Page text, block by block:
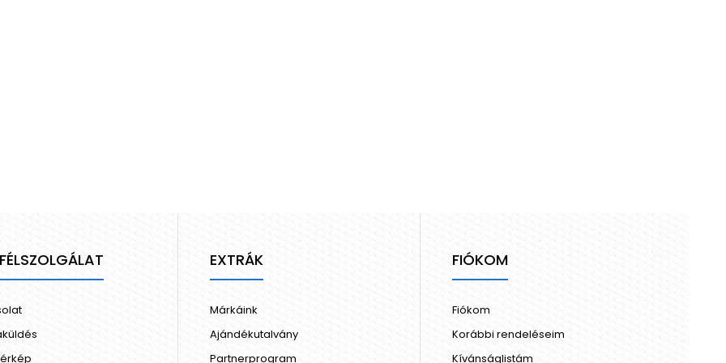
EXTRÁK
Márkáink
Ajándékutalvány
Partnerprogram
FIÓKOM
Fiókom
Korábbi rendeléseim
Kívánságlistám